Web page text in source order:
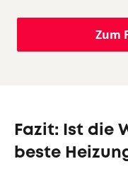
Zum
Fazit: Ist die
beste